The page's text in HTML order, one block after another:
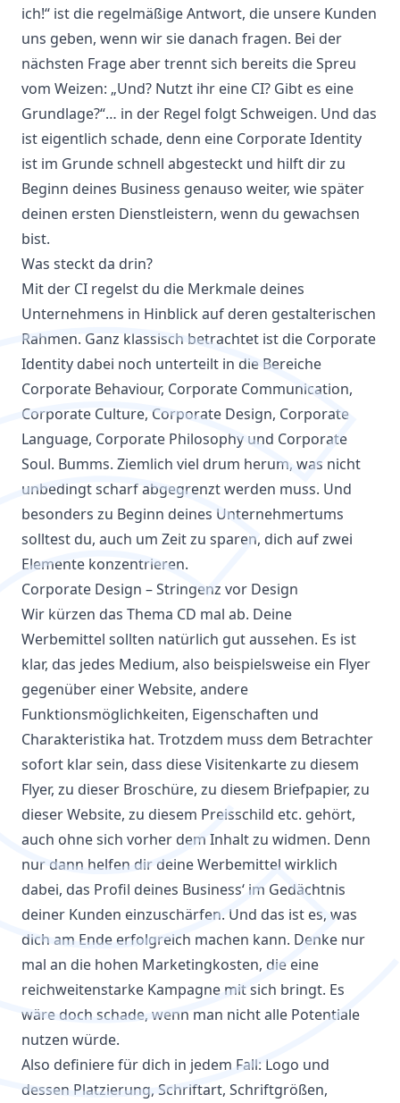
ich!“ ist die regelmäßige Antwort, die unsere Kunden
uns geben, wenn wir sie danach fragen. Bei der
nächsten Frage aber trennt sich bereits die Spreu
vom Weizen: „Und? Nutzt ihr eine CI? Gibt es eine
Grundlage?“… in der Regel folgt Schweigen. Und das
ist eigentlich schade, denn eine Corporate Identity
ist im Grunde schnell abgesteckt und hilft dir zu
Beginn deines Business genauso weiter, wie später
deinen ersten Dienstleistern, wenn du gewachsen
bist.
Was steckt da drin?
Mit der CI regelst du die Merkmale deines
Unternehmens in Hinblick auf deren gestalterischen
Rahmen. Ganz klassisch betrachtet ist die Corporate
Identity dabei noch unterteilt in die Bereiche
Corporate Behaviour, Corporate Communication,
Corporate Culture, Corporate Design, Corporate
Language, Corporate Philosophy und Corporate
Soul. Bumms. Ziemlich viel drum herum, was nicht
unbedingt scharf abgegrenzt werden muss. Und
besonders zu Beginn deines Unternehmertums
solltest du, auch um Zeit zu sparen, dich auf zwei
Elemente konzentrieren.
Corporate Design – Stringenz vor Design
Wir kürzen das Thema CD mal ab. Deine
Werbemittel sollten natürlich gut aussehen. Es ist
klar, das jedes Medium, also beispielsweise ein Flyer
gegenüber einer Website, andere
Funktionsmöglichkeiten, Eigenschaften und
Charakteristika hat. Trotzdem muss dem Betrachter
sofort klar sein, dass diese Visitenkarte zu diesem
Flyer, zu dieser Broschüre, zu diesem Briefpapier, zu
dieser Website, zu diesem Preisschild etc. gehört,
auch ohne sich vorher dem Inhalt zu widmen. Denn
nur dann helfen dir deine Werbemittel wirklich
dabei, das Profil deines Business‘ im Gedächtnis
deiner Kunden einzuschärfen. Und das ist es, was
dich am Ende erfolgreich machen kann. Denke nur
mal an die hohen Marketingkosten, die eine
reichweitenstarke Kampagne mit sich bringt. Es
wäre doch schade, wenn man nicht alle Potentiale
nutzen würde.
Also definiere für dich in jedem Fall: Logo und
dessen Platzierung, Schriftart, Schriftgrößen,